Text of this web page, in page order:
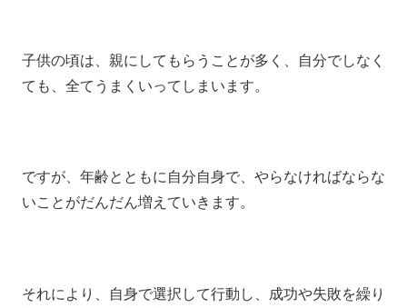
子供の頃は、親にしてもらうことが多く、自分でしなく
ても、全てうまくいってしまいます。
ですが、年齢とともに自分自身で、やらなければならな
いことがだんだん増えていきます。
それにより、自身で選択して行動し、成功や失敗を繰り